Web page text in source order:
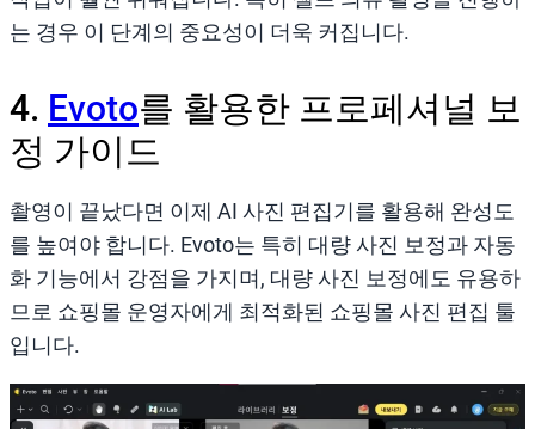
는 경우 이 단계의 중요성이 더욱 커집니다.
4. Evoto를 활용한 프로페셔널 보
정 가이드
촬영이 끝났다면 이제 AI 사진 편집기를 활용해 완성도
를 높여야 합니다. Evoto는 특히 대량 사진 보정과 자동
화 기능에서 강점을 가지며, 대량 사진 보정에도 유용하
므로 쇼핑몰 운영자에게 최적화된 쇼핑몰 사진 편집 툴
입니다.